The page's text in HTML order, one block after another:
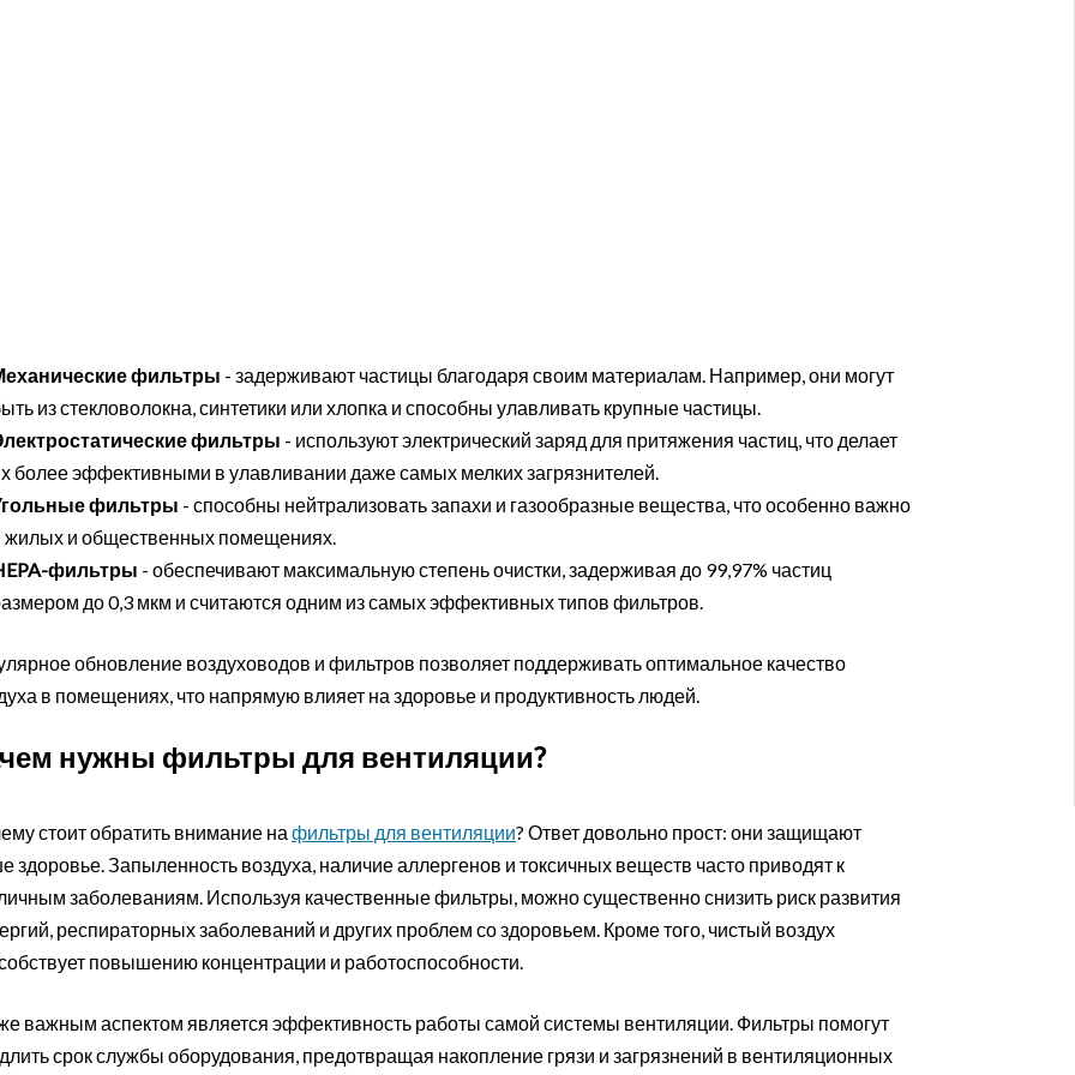
фильтры - задерживают частицы благодаря своим материалам. Например, они могут
из стекловолокна, синтетики или хлопка и способны улавливать крупные частицы.
фильтры - используют электрический заряд для притяжения частиц, что делает
более эффективными в улавливании даже самых мелких загрязнителей.
фильтры - способны нейтрализовать запахи и газообразные вещества, что особенно важно
жилых и общественных помещениях.
фильтры - обеспечивают максимальную степень очистки, задерживая до 99,97% частиц
до 0,3 мкм и считаются одним из самых эффективных типов фильтров.
обновление воздуховодов и фильтров позволяет поддерживать оптимальное качество
в помещениях, что напрямую влияет на здоровье и продуктивность людей.
нужны фильтры для вентиляции?
стоит обратить внимание на фильтры для вентиляции? Ответ довольно прост: они защищают
здоровье. Запыленность воздуха, наличие аллергенов и токсичных веществ часто приводят к
заболеваниям. Используя качественные фильтры, можно существенно снизить риск развития
респираторных заболеваний и других проблем со здоровьем. Кроме того, чистый воздух
повышению концентрации и работоспособности.
важным аспектом является эффективность работы самой системы вентиляции. Фильтры помогут
срок службы оборудования, предотвращая накопление грязи и загрязнений в вентиляционных